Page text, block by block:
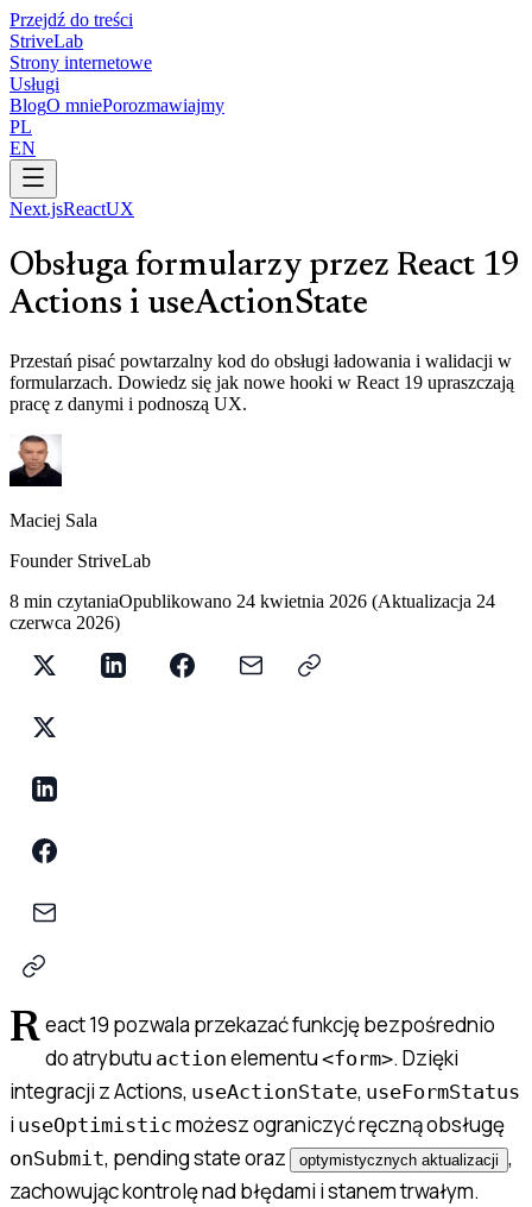
Przejdź do treści
StriveLab
Strony internetowe
Usługi
BlogO mniePorozmawiajmy
PL
EN
Next.jsReactUX
Obsługa formularzy przez React 19
Actions i useActionState
Przestań pisać powtarzalny kod do obsługi ładowania i walidacji w
formularzach. Dowiedz się jak nowe hooki w React 19 upraszczają
pracę z danymi i podnoszą UX.
Maciej Sala
Founder StriveLab
8 min czytaniaOpublikowano 24 kwietnia 2026 (Aktualizacja 24
czerwca 2026)
React 19 pozwala przekazać funkcję bezpośrednio
do atrybutu action elementu<form>. Dzięki
integracji z Actions, useActionState, useFormStatus
i useOptimistic możesz ograniczyć ręczną obsługę
onSubmit, pending state oraz optymistycznych aktualizacji ,
zachowując kontrolę nad błędami i stanem trwałym.